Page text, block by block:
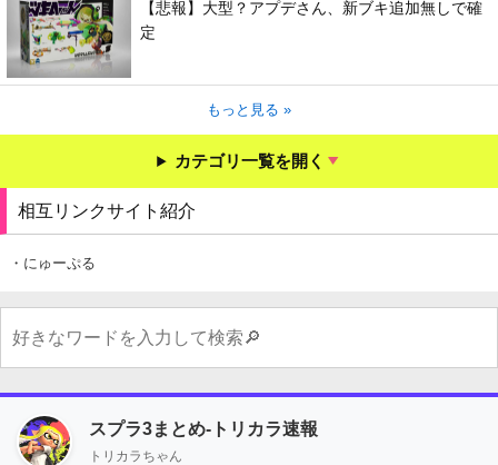
【悲報】大型？アプデさん、新ブキ追加無しで確
定
もっと見る »
カテゴリ一覧を開く
相互リンクサイト紹介
・にゅーぷる
スプラ3まとめ-トリカラ速報
トリカラちゃん